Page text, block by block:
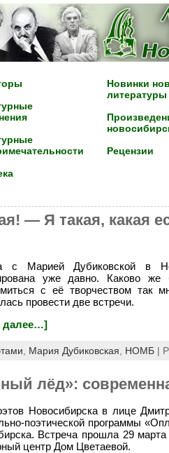
Новинки
литературы
Рецензии
— Я такая, какая
с Марией Дубиковской в
уже давно. Каково
с её творчеством
провести две встречи.
далее…]
Мария Дубиковская НОМБ|
лёд»:
Новосибирска в лице
поэтической программы
Встреча прошла 29
центр Дом Цветаевой.